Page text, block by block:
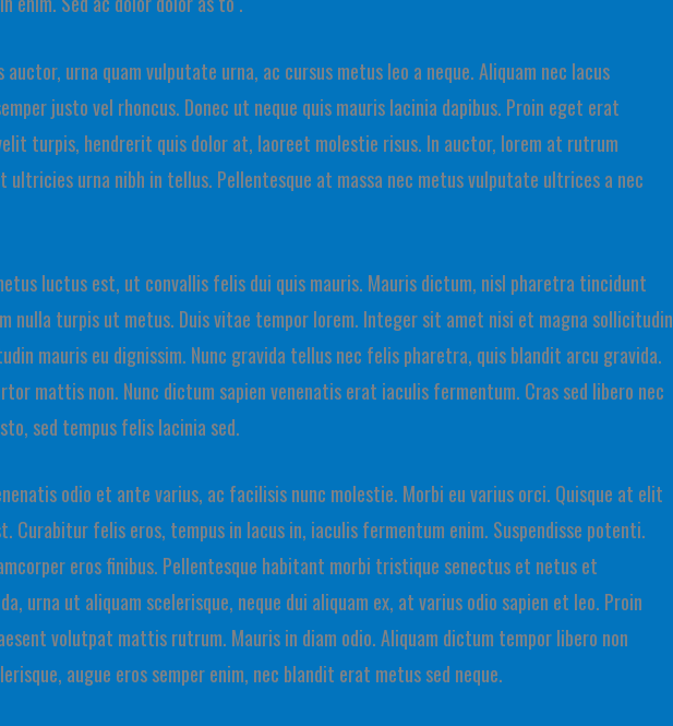
urna quam vulputate urna, ac cursus metus leo a neque. Aliquam nec lacus
justo vel rhoncus. Donec ut neque quis mauris lacinia dapibus. Proin eget erat
turpis, hendrerit quis dolor at, laoreet molestie risus. In auctor, lorem at rutrum
urna nibh in tellus. Pellentesque at massa nec metus vulputate ultrices a nec
luctus est, ut convallis felis dui quis mauris. Mauris dictum, nisl pharetra tincidunt
nulla turpis ut metus. Duis vitae tempor lorem. Integer sit amet nisi et magna sollicitudin
mauris eu dignissim. Nunc gravida tellus nec felis pharetra, quis blandit arcu gravida.
mattis non. Nunc dictum sapien venenatis erat iaculis fermentum. Cras sed libero nec
sed tempus felis lacinia sed.
odio et ante varius, ac facilisis nunc molestie. Morbi eu varius orci. Quisque at elit
Curabitur felis eros, tempus in lacus in, iaculis fermentum enim. Suspendisse potenti.
eros finibus. Pellentesque habitant morbi tristique senectus et netus et
urna ut aliquam scelerisque, neque dui aliquam ex, at varius odio sapien et leo. Proin
volutpat mattis rutrum. Mauris in diam odio. Aliquam dictum tempor libero non
augue eros semper enim, nec blandit erat metus sed neque.